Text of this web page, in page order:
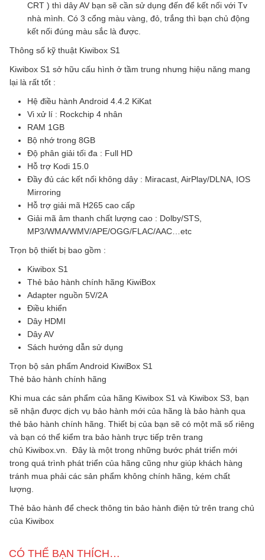
CRT ) thì dây AV bạn sẽ cần sử dụng đến để kết nối với Tv
nhà mình. Có 3 cổng màu vàng, đỏ, trắng thì bạn chủ động
kết nối đúng màu sắc là được.
Thông số kỹ thuật Kiwibox S1
Kiwibox S1 sở hữu cấu hình ở tầm trung nhưng hiệu năng mang
lại là rất tốt :
Hệ điều hành Android 4.4.2 KiKat
Vi xử lí : Rockchip 4 nhân
RAM 1GB
Bộ nhớ trong 8GB
Độ phân giải tối đa : Full HD
Hỗ trợ Kodi 15.0
Đầy đủ các kết nối không dây : Miracast, AirPlay/DLNA, IOS
Mirroring
Hỗ trợ giải mã H265 cao cấp
Giải mã âm thanh chất lượng cao : Dolby/STS,
MP3/WMA/WMV/APE/OGG/FLAC/AAC…etc
Trọn bộ thiết bị bao gồm :
Kiwibox S1
Thẻ bảo hành chính hãng KiwiBox
Adapter nguồn 5V/2A
Điều khiển
Dây HDMI
Dây AV
Sách hướng dẫn sử dụng
Trọn bộ sản phẩm Android KiwiBox S1
Thẻ bảo hành chính hãng
Khi mua các sản phẩm của hãng Kiwibox S1 và Kiwibox S3, bạn
sẽ nhận được dịch vụ bảo hành mới của hãng là bảo hành qua
thẻ bảo hành chính hãng. Thiết bị của bạn sẽ có một mã số riêng
và bạn có thể kiểm tra bảo hành trực tiếp trên trang
chủ Kiwibox.vn. Đây là một trong những bước phát triển mới
trong quá trình phát triển của hãng cũng như giúp khách hàng
tránh mua phải các sản phẩm không chính hãng, kém chất
lượng.
Thẻ bảo hành để check thông tin bảo hành điện tử trên trang chủ
của Kiwibox
CÓ THỂ BẠN THÍCH…